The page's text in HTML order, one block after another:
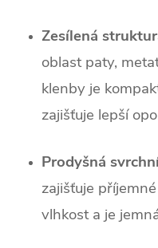
Zesílená
oblast paty,
klenby je
zajišťuje lepší
Prodyšná
zajišťuje
vlhkost a je